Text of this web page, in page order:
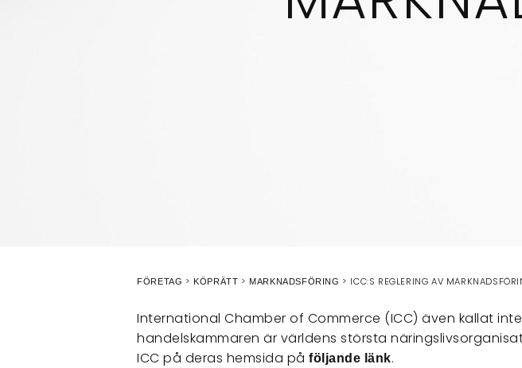
FÖRETAG KÖPRÄTT MARKNADSFÖRING ICC:S REGLERING AV
International Chamber of Commerce (ICC) även kallat
handelskammaren är världens största
ICC på deras hemsida påföljande länk.